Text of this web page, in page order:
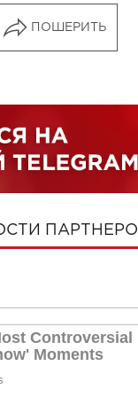
ПОШЕРИТЬ